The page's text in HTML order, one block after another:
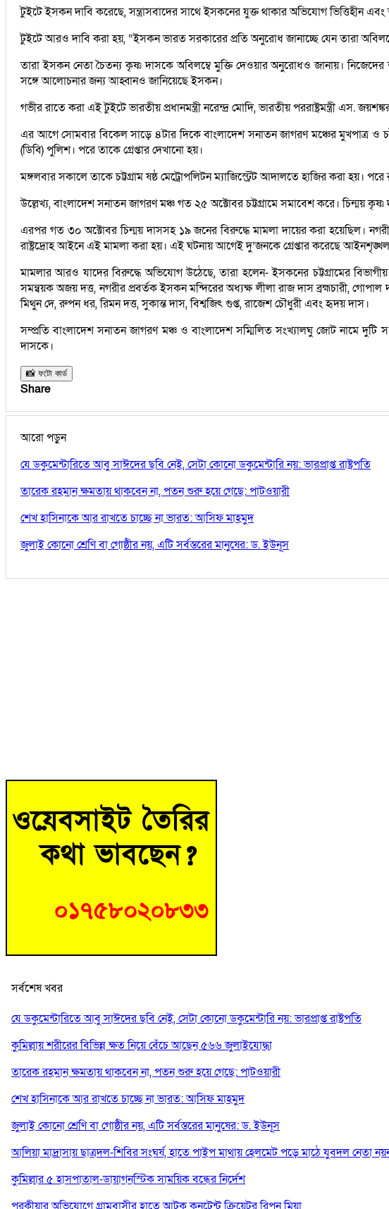
টুইটে ইসকন দাবি করেছে, সন্ত্রাসবাদের সাথে ইসকনের যুক্ত থাকার অভিযোগ ভিত্তিহীন
টুইটে আরও দাবি করা হয়, “ইসকন ভারত সরকারের প্রতি অনুরোধ জানাচ্ছে যেন তারা
তারা ইসকন নেতা চৈতন্য কৃষ্ণ দাসকে অবিলম্বে মুক্তি দেওয়ার অনুরোধও জানায়।
সঙ্গে আলোচনার জন্য আহ্বানও জানিয়েছে ইসকন।
গভীর রাতে করা এই টুইটে ভারতীয় প্রধানমন্ত্রী নরেন্দ্র মোদি, ভারতীয় পররাষ্ট্রমন্ত্রী এস.
এর আগে সোমবার বিকেল সাড়ে ৪টার দিকে বাংলাদেশ সনাতন জাগরণ মঞ্চের মুখপাত্র ও
(ডিবি) পুলিশ। পরে তাকে গ্রেপ্তার দেখানো হয়।
মঙ্গলবার সকালে তাকে চট্টগ্রাম ষষ্ঠ মেট্রোপলিটন ম্যাজিস্ট্রেট আদালতে হাজির করা হয়।
উল্লেখ্য, বাংলাদেশ সনাতন জাগরণ মঞ্চ গত ২৫ অক্টোবর চট্টগ্রামে সমাবেশ করে। চিন্ময়
এরপর গত ৩০ অক্টোবর চিন্ময় দাসসহ ১৯ জনের বিরুদ্ধে মামলা দায়ের করা হয়েছিল।
রাষ্ট্রদ্রোহ আইনে এই মামলা করা হয়। এই ঘটনায় আগেই দু’জনকে গ্রেপ্তার করেছে
মামলার আরও যাদের বিরুদ্ধে অভিযোগ উঠেছে, তারা হলেন- ইসকনের চট্টগ্রামের
সমন্বয়ক অজয় দত্ত, নগরীর প্রবর্তক ইসকন মন্দিরের অধ্যক্ষ লীলা রাজ দাস ব্রহ্মচারী,
মিথুন দে, রুপন ধর, রিমন দত্ত, সুকান্ত দাস, বিশ্বজিৎ গুপ্ত, রাজেশ চৌধুরী এবং হৃদয় দাস।
সম্প্রতি বাংলাদেশ সনাতন জাগরণ মঞ্চ ও বাংলাদেশ সম্মিলিত সংখ্যালঘু জোট নামে
দাসকে।
📸 ফটো কার্ড
Share
আরো পড়ুন
যে ডকুমেন্টারিতে আবু সাঈদের ছবি নেই, সেটা কোনো ডকুমেন্টারি নয়: ভারপ্রাপ্ত রাষ্ট্রপতি
তারেক রহমান ক্ষমতায় থাকবেন না, পতন শুরু হয়ে গেছে: পাটওয়ারী
শেখ হাসিনাকে আর রাখতে চাচ্ছে না ভারত: আসিফ মাহমুদ
জুলাই কোনো শ্রেণি বা গোষ্ঠীর নয়, এটি সর্বস্তরের মানুষের: ড. ইউনূস
সর্বশেষ খবর
যে ডকুমেন্টারিতে আবু সাঈদের ছবি নেই, সেটা কোনো ডকুমেন্টারি নয়: ভারপ্রাপ্ত রাষ্ট্রপতি
কুমিল্লায় শরীরের বিভিন্ন ক্ষত নিয়ে বেঁচে আছেন ৫৬৬ জুলাইযোদ্ধা
তারেক রহমান ক্ষমতায় থাকবেন না, পতন শুরু হয়ে গেছে: পাটওয়ারী
শেখ হাসিনাকে আর রাখতে চাচ্ছে না ভারত: আসিফ মাহমুদ
জুলাই কোনো শ্রেণি বা গোষ্ঠীর নয়, এটি সর্বস্তরের মানুষের: ড. ইউনূস
আলিয়া মাদ্রাসায় ছাত্রদল-শিবির সংঘর্ষ, হাতে পাইপ মাথায় হেলমেট পড়ে মাঠে যুবদল নেতা
কুমিল্লার ৫ হাসপাতাল-ডায়াগনস্টিক সাময়িক বন্ধের নির্দেশ